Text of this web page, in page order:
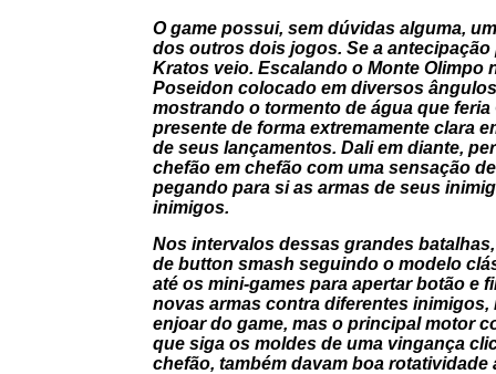
O game possui, sem dúvidas alguma,
dos outros dois jogos. Se a
Kratos veio. Escalando o Monte Olimpo
Poseidon colocado em diversos
mostrando o tormento de água que
presente de forma extremamente clara
de seus lançamentos. Dali em diante,
chefão em chefão com uma sensação
pegando para si as armas de seus
inimigos.
Nos intervalos dessas grandes
de button smash seguindo o modelo
até os mini-games para apertar botão e
novas armas contra diferentes
enjoar do game, mas o principal motor
que siga os moldes de uma vingança
chefão, também davam boa